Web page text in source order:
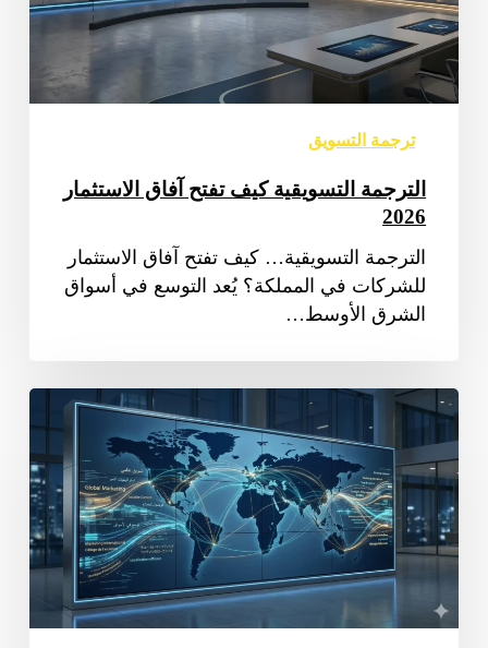
ترجمة التسويق
الترجمة التسويقية كيف تفتح آفاق الاستثمار
2026
الترجمة التسويقية… كيف تفتح آفاق الاستثمار
للشركات في المملكة؟ يُعد التوسع في أسواق
الشرق الأوسط…
خدمات
التسويقية